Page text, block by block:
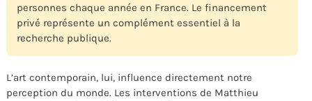
personnes chaque année en France. Le financement
privé représente un complément essentiel à la
recherche publique.
L’art contemporain, lui, influence directement notre
perception du monde. Les interventions de Matthieu